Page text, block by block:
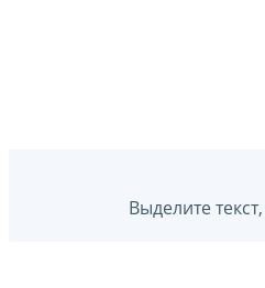
Выделите